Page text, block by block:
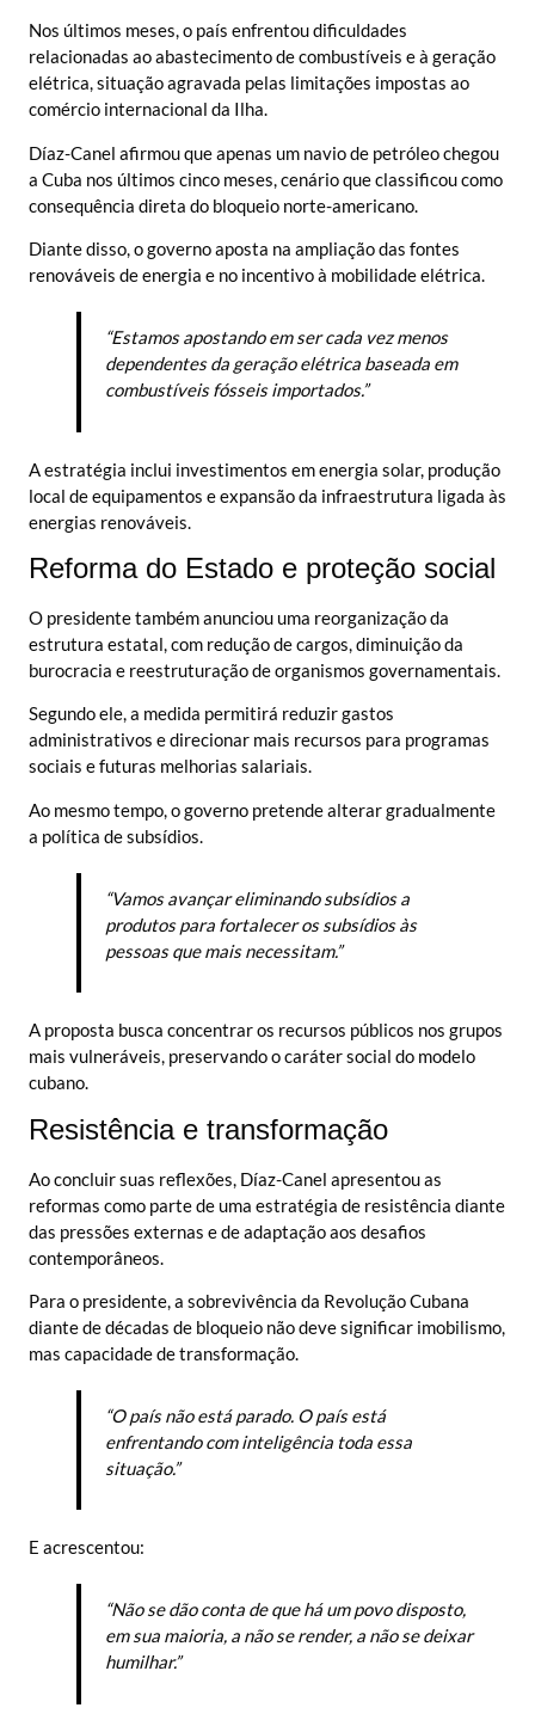
Nos últimos meses, o país enfrentou dificuldades
relacionadas ao abastecimento de combustíveis e à geração
elétrica, situação agravada pelas limitações impostas ao
comércio internacional da Ilha.
Díaz-Canel afirmou que apenas um navio de petróleo chegou
a Cuba nos últimos cinco meses, cenário que classificou como
consequência direta do bloqueio norte-americano.
Diante disso, o governo aposta na ampliação das fontes
renováveis de energia e no incentivo à mobilidade elétrica.
“Estamos apostando em ser cada vez menos
dependentes da geração elétrica baseada em
combustíveis fósseis importados.”
A estratégia inclui investimentos em energia solar, produção
local de equipamentos e expansão da infraestrutura ligada às
energias renováveis.
Reforma do Estado e proteção social
O presidente também anunciou uma reorganização da
estrutura estatal, com redução de cargos, diminuição da
burocracia e reestruturação de organismos governamentais.
Segundo ele, a medida permitirá reduzir gastos
administrativos e direcionar mais recursos para programas
sociais e futuras melhorias salariais.
Ao mesmo tempo, o governo pretende alterar gradualmente
a política de subsídios.
“Vamos avançar eliminando subsídios a
produtos para fortalecer os subsídios às
pessoas que mais necessitam.”
A proposta busca concentrar os recursos públicos nos grupos
mais vulneráveis, preservando o caráter social do modelo
cubano.
Resistência e transformação
Ao concluir suas reflexões, Díaz-Canel apresentou as
reformas como parte de uma estratégia de resistência diante
das pressões externas e de adaptação aos desafios
contemporâneos.
Para o presidente, a sobrevivência da Revolução Cubana
diante de décadas de bloqueio não deve significar imobilismo,
mas capacidade de transformação.
“O país não está parado. O país está
enfrentando com inteligência toda essa
situação.”
E acrescentou:
“Não se dão conta de que há um povo disposto,
em sua maioria, a não se render, a não se deixar
humilhar.”